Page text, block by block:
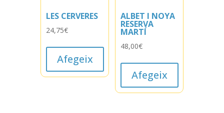
LES CERVERES
24,75€
Afegeix
ALBET I NOYA
RESERVA
MARTÍ
48,00€
Afegeix